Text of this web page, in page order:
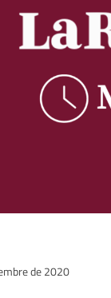
de 2020